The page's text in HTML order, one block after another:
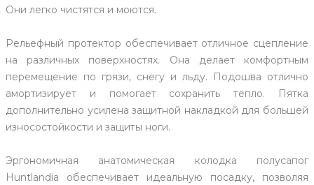
Они легко чистятся и моются.
Рельефный протектор обеспечивает отличное сцепление
на различных поверхностях. Она делает комфортным
перемещение по грязи, снегу и льду. Подошва отлично
амортизирует и помогает сохранить тепло. Пятка
дополнительно усилена защитной накладкой для большей
износостойкости и защиты ноги.
Эргономичная анатомическая колодка полусапог
Huntlandia обеспечивает идеальную посадку, позволяя